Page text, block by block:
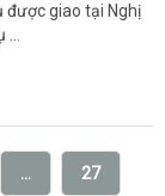
được giao tại Nghị
...
... 27